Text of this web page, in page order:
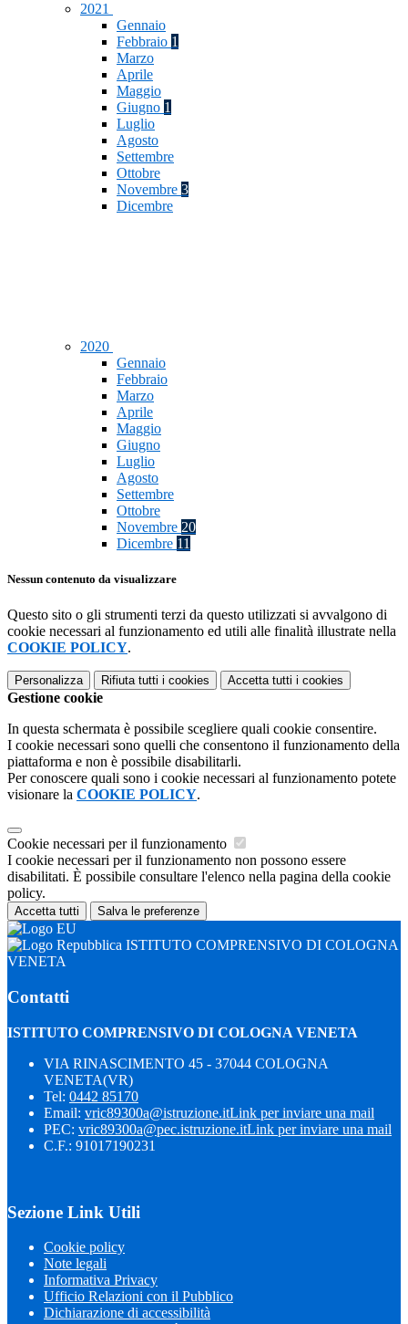
2021
Gennaio
Febbraio 1
Marzo
Aprile
Maggio
Giugno 1
Luglio
Agosto
Settembre
Ottobre
Novembre 3
Dicembre
2020
Gennaio
Febbraio
Marzo
Aprile
Maggio
Giugno
Luglio
Agosto
Settembre
Ottobre
Novembre 20
Dicembre 11
Nessun contenuto da visualizzare
Questo sito o gli strumenti terzi da questo utilizzati si avvalgono di
cookie necessari al funzionamento ed utili alle finalità illustrate nella
COOKIE POLICY.
Personalizza Rifiuta tutti i cookies Accetta tutti i cookies
Gestione cookie
In questa schermata è possibile scegliere quali cookie consentire.
I cookie necessari sono quelli che consentono il funzionamento della
piattaforma e non è possibile disabilitarli.
Per conoscere quali sono i cookie necessari al funzionamento potete
visionare la COOKIE POLICY.
Cookie necessari per il funzionamento
I cookie necessari per il funzionamento non possono essere
disabilitati. È possibile consultare l'elenco nella pagina della cookie
policy.
Accetta tutti Salva le preferenze
ISTITUTO COMPRENSIVO DI COLOGNA
VENETA
Contatti
ISTITUTO COMPRENSIVO DI COLOGNA VENETA
VIA RINASCIMENTO 45 - 37044 COLOGNA
VENETA(VR)
Tel: 0442 85170
Email: vric89300a@istruzione.itLink per inviare una mail
PEC: vric89300a@pec.istruzione.itLink per inviare una mail
C.F.: 91017190231
Sezione Link Utili
Cookie policy
Note legali
Informativa Privacy
Ufficio Relazioni con il Pubblico
Dichiarazione di accessibilità